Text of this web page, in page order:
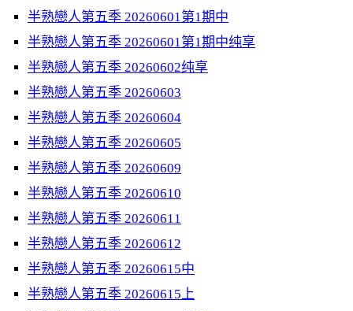
半熟戀人第五季 20260601第1期中
半熟戀人第五季 20260601第1期中纯享
半熟戀人第五季 20260602纯享
半熟戀人第五季 20260603
半熟戀人第五季 20260604
半熟戀人第五季 20260605
半熟戀人第五季 20260609
半熟戀人第五季 20260610
半熟戀人第五季 20260611
半熟戀人第五季 20260612
半熟戀人第五季 20260615中
半熟戀人第五季 20260615上